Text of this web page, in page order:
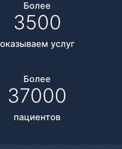
Более
3500
оказываем услуг
Более
37000
пациентов